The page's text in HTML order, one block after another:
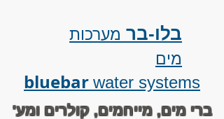
בלו-בר מערכות
מים
bluebar water systems
ברי מים, מייחמים, קולרים ומע'